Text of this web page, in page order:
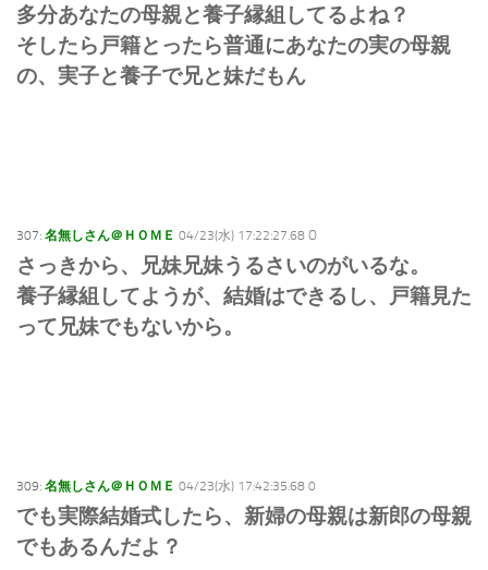
多分あなたの母親と養子縁組してるよね？
そしたら戸籍とったら普通にあなたの実の母親
の、実子と養子で兄と妹だもん
307: 名無しさん＠ＨＯＭＥ 04/23(水) 17:22:27.68 O
さっきから、兄妹兄妹うるさいのがいるな。
養子縁組してようが、結婚はできるし、戸籍見た
って兄妹でもないから。
309: 名無しさん＠ＨＯＭＥ 04/23(水) 17:42:35.68 0
でも実際結婚式したら、新婦の母親は新郎の母親
でもあるんだよ？